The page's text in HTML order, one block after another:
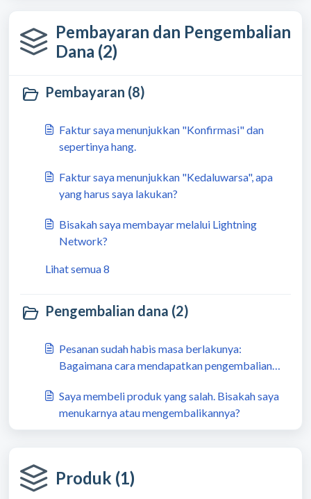
Pembayaran dan Pengembalian
Dana (2)
Pembayaran (8)
Faktur saya menunjukkan "Konfirmasi" dan
sepertinya hang.
Faktur saya menunjukkan "Kedaluwarsa", apa
yang harus saya lakukan?
Bisakah saya membayar melalui Lightning
Network?
Lihat semua 8
Pengembalian dana (2)
Pesanan sudah habis masa berlakunya:
Bagaimana cara mendapatkan pengembalian
Saya membeli produk yang salah. Bisakah saya
menukarnya atau mengembalikannya?
Produk (1)